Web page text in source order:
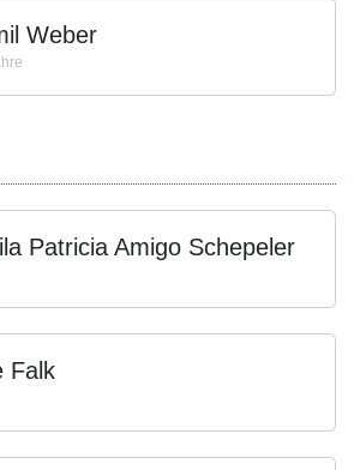
Weber
Patricia Amigo Schepeler
Falk